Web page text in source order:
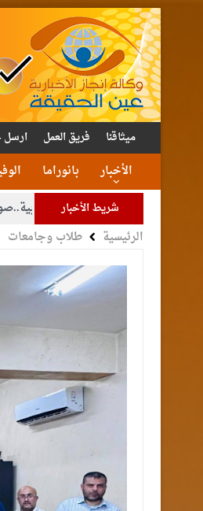
ميثاقنا فريق العمل ارسل
الأخبار بانوراما
شريط الأخبار
المدرسة الحزبية..صور
العاهل البحريني
القاضي محمود الرئيسية طلاب وجامعات